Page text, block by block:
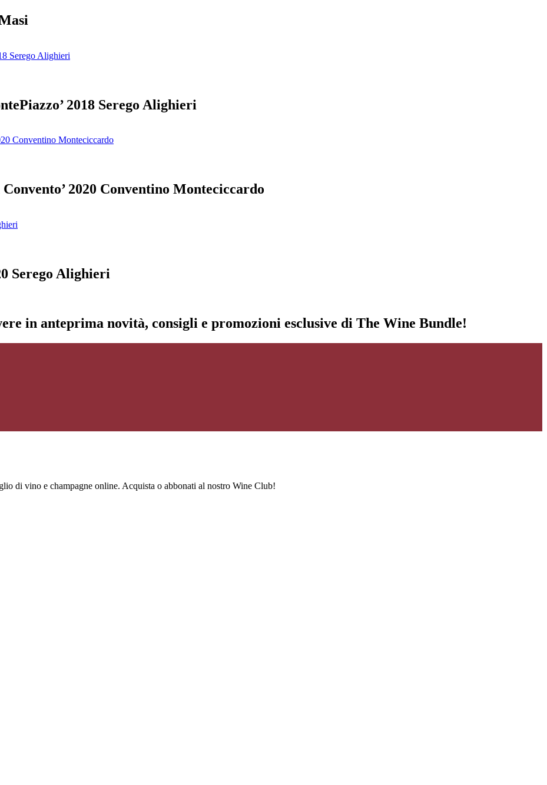
2018 Serego Alighieri
2020 Conventino Monteciccardo
Serego Alighieri
in anteprima novità, consigli e promozioni esclusive di The Wine Bundle!
di vino e champagne online. Acquista o abbonati al nostro Wine Club!